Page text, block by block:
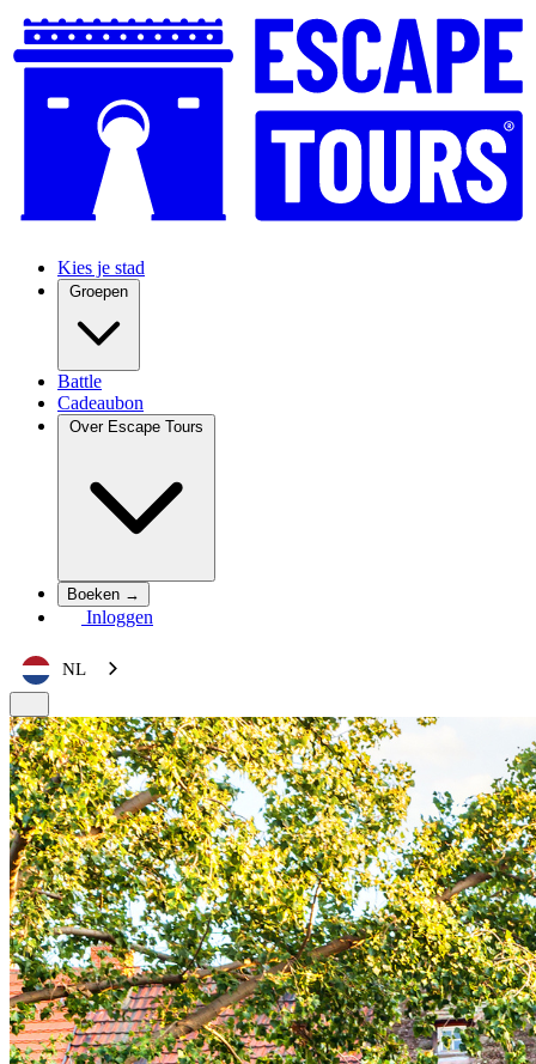
Kies je stad
Groepen
Battle
Cadeaubon
Over Escape Tours
Boeken →
Inloggen
NL